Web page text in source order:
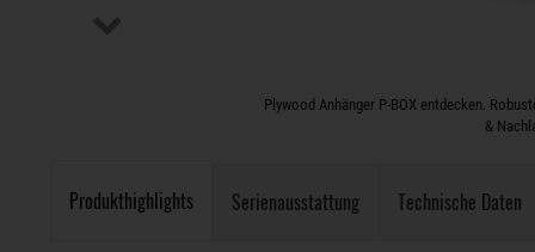
Plywood Anhänger P-BOX entdecken.
&
Produkthighlights Serienausstattung Technische Daten